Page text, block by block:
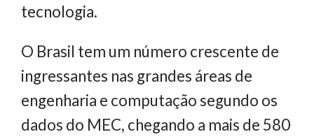
tecnologia.
O Brasil tem um número crescente de
ingressantes nas grandes áreas de
engenharia e computação segundo os
dados do MEC, chegando a mais de 580